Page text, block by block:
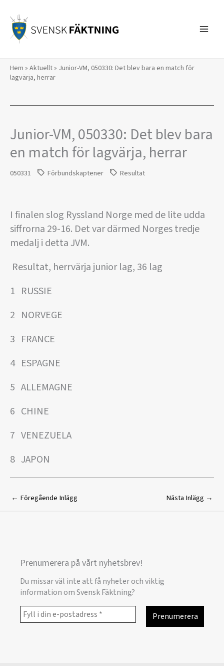
innehåll
Hem » Aktuellt» Junior-VM, 050330: Det blev bara en match för
lagvärja, herrar
Junior-VM, 050330: Det blev bara
en match för lagvärja, herrar
050331 Förbundskaptener Resultat
I finalen slog Ryssland Norge med de lite udda
siffrorna 29-16. Det var därmed Norges tredje
medalj i detta JVM.
Resultat, herrvärja junior lag, 36 lag
1 RUSSIE
2 NORVEGE
3 FRANCE
4 ESPAGNE
5 ALLEMAGNE
6 CHINE
7 VENEZUELA
8 JAPON
← Föregående Inlägg Nästa Inlägg →
Prenumerera på vårt nyhetsbrev!
Du missar väl inte att få nyheter och viktig
information om Svensk Fäktning?